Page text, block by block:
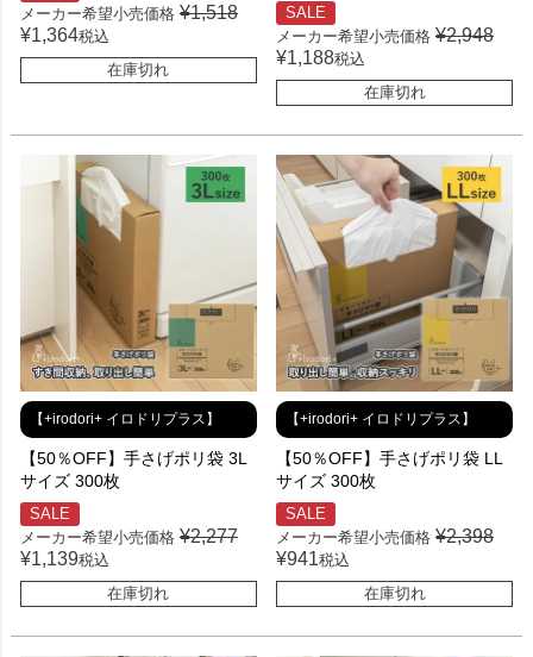
メーカー希望小売価格 ¥1,518
¥1,364税込
在庫切れ
SALE
メーカー希望小売価格 ¥2,948
¥1,188税込
在庫切れ
【+irodori+ イロドリプラス】
【50％OFF】手さげポリ袋 3L
サイズ 300枚
SALE
メーカー希望小売価格 ¥2,277
¥1,139税込
在庫切れ
【+irodori+ イロドリプラス】
【50％OFF】手さげポリ袋 LL
サイズ 300枚
SALE
メーカー希望小売価格 ¥2,398
¥941税込
在庫切れ